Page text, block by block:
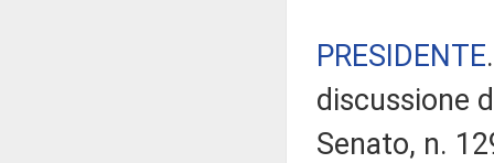
PRESIDENTE
discussione
Senato, n.